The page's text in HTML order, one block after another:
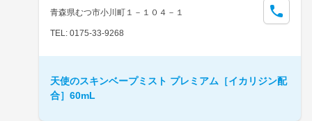
青森県むつ市小川町１－１０４－１
TEL: 0175-33-9268
天使のスキンベープミスト プレミアム［イカリジン配
合］60mL